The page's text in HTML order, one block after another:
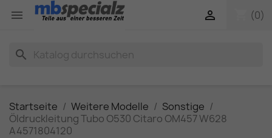
 (0)

search
Startseite Weitere Modelle
Sonstige
Öldruckleitung Tubo O530 Citaro OM457 W628
A4571804120